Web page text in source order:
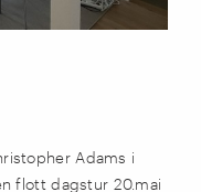
Adams i
flott dagstur 20.mai